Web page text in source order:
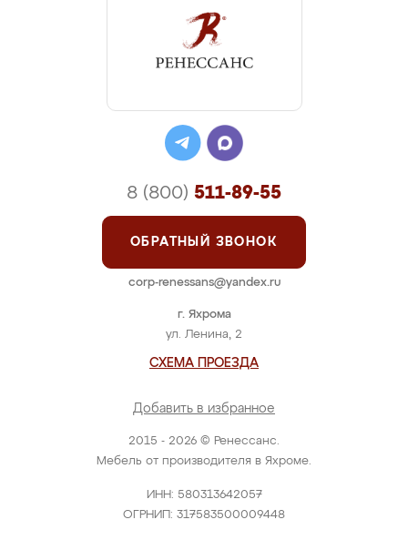
2015 - 2026 © Ренессанс.
Мебель от производителя в Яхроме.
ИНН: 580313642057
ОГРНИП: 317583500009448
г. Яхрома
ул. Ленина, 2
СХЕМА ПРОЕЗДА
Добавить в избранное
8 (800) 511-89-55
ОБРАТНЫЙ ЗВОНОК
corp-renessans@yandex.ru